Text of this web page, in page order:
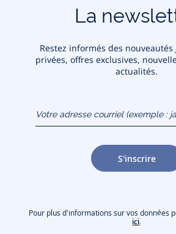
La
Restez informés des nouveautés
privées, offres exclusives,
actualités.
(exemple :
jacquesadit@gmail.com)
S'inscrire
Pour plus d'informations sur vos données
ici.